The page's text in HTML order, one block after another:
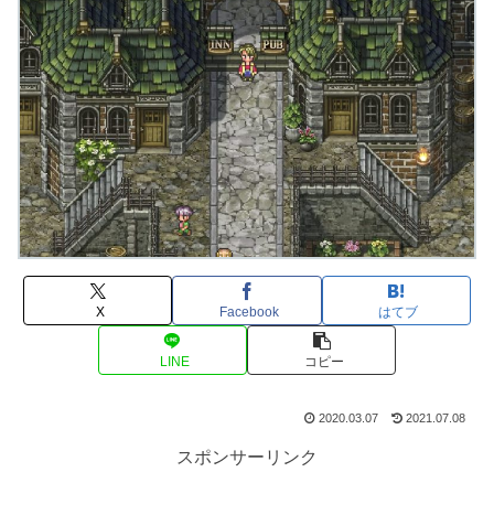
X Facebook はてブ
LINE コピー
2020.03.07 2021.07.08
スポンサーリンク